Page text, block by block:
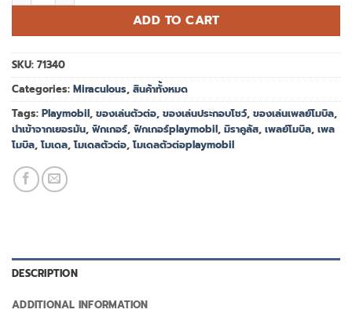
ADD TO CART
SKU: 71340
Categories: Miraculous, สินค้าทั้งหมด
Tags: Playmobil, ของเล่นตัวต่อ, ของเล่นประกอบโชว์, ของเล่นเพลย์โมบิล,
นำเข้าจากเยอรมัน, ฟิกเกอร์, ฟิกเกอร์playmobil, มิราคูลัส, เพลย์โมบิล, เพล
โมบิล,โมเดล,โมเดลตัวต่อ,โมเดลตัวต่อplaymobil
DESCRIPTION
ADDITIONAL INFORMATION